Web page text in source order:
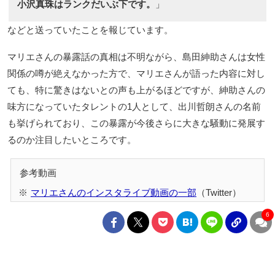
小沢真珠はランクだいぶ下です。 」
などと送っていたことを報じています。
マリエさんの暴露話の真相は不明ながら、島田紳助さんは女性
関係の噂が絶えなかった方で、マリエさんが語った内容に対し
ても、特に驚きはないとの声も上がるほどですが、紳助さんの
味方になっていたタレントの1人として、出川哲朗さんの名前
も挙げられており、この暴露が今後さらに大きな騒動に発展す
るのか注目したいところです。
マリエさんのインスタライブ動画の一部 （Twitter）
6